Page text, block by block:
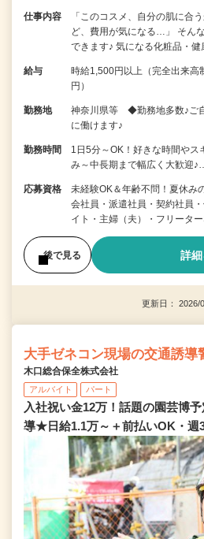
仕事内容
「このコスメ、自分の肌に合
ど、費用が気になる…」 そん
できます♪ 気になる化粧品・
給与
時給1,500円以上（完全出来
円）
勤務地
神奈川県等 ◆勤務地多数♪ご
に働けます♪
勤務時間
1日5分～OK！好きな時間や
み～中長期まで幅広く大歓迎
応募資格
未経験OK＆年齢不問！夏休
会社員・派遣社員・契約社員
イト・主婦（夫）・フリータ
後で見る 詳
更新日：
大手ゼネコン現場の交通誘導
木口総合保全株式会社
アルバイト パート
入社祝い金12万！話題の園芸博
導★日給1.1万～＋前払いOK・週3